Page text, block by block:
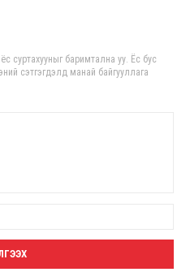
суртахууныг баримтална уу. Ёс бус
сэтгэгдэлд манай байгууллага